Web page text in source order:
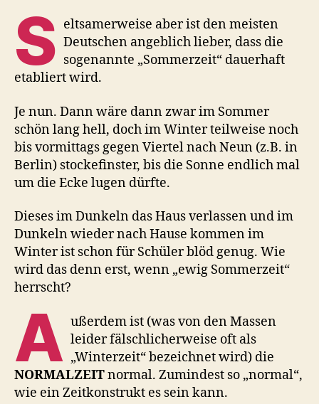
S eltsamerweise aber ist den meisten
Deutschen angeblich lieber, dass die
sogenannte „Sommerzeit“ dauerhaft
etabliert wird.
Je nun. Dann wäre dann zwar im Sommer
schön lang hell, doch im Winter teilweise noch
bis vormittags gegen Viertel nach Neun (z.B. in
Berlin) stockefinster, bis die Sonne endlich mal
um die Ecke lugen dürfte.
Dieses im Dunkeln das Haus verlassen und im
Dunkeln wieder nach Hause kommen im
Winter ist schon für Schüler blöd genug. Wie
wird das denn erst, wenn „ewig Sommerzeit“
herrscht?
A ußerdem ist (was von den Massen
leider fälschlicherweise oft als
„Winterzeit“ bezeichnet wird) die
NORMALZEITnormal. Zumindest so „normal“,
wie ein Zeitkonstrukt es sein kann.